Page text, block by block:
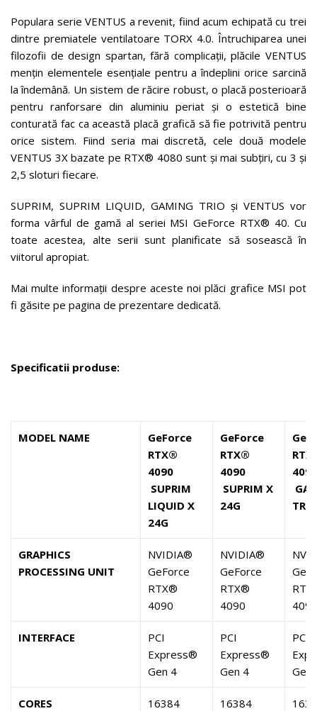
Populara serie VENTUS a revenit, fiind acum echipată cu trei
dintre premiatele ventilatoare TORX 4.0. Întruchiparea unei
filozofii de design spartan, fără complicații, plăcile VENTUS
mențin elementele esențiale pentru a îndeplini orice sarcină
la îndemână. Un sistem de răcire robust, o placă posterioară
pentru ranforsare din aluminiu periat și o estetică bine
conturată fac ca această placă grafică să fie potrivită pentru
orice sistem. Fiind seria mai discretă, cele două modele
VENTUS 3X bazate pe RTX® 4080 sunt și mai subțiri, cu 3 și
2,5 sloturi fiecare.
SUPRIM, SUPRIM LIQUID, GAMING TRIO și VENTUS vor
forma vârful de gamă al seriei MSI GeForce RTX® 40. Cu
toate acestea, alte serii sunt planificate să sosească în
viitorul apropiat.
Mai multe informații despre aceste noi plăci grafice MSI pot
fi găsite pe pagina de prezentare dedicată.
Specificatii produse:
MODEL NAME
GeForce
RTX®
4090
SUPRIM
LIQUID X
24G
GeForce
RTX®
4090
SUPRIM X
24G
4090
GRAPHICS
PROCESSING UNIT
NVIDIA®
GeForce
RTX®
4090
NVIDIA®
GeForce
RTX®
4090
4090
INTERFACE
PCI
Express®
Gen 4
PCI
Express®
Gen 4
PCI
Gen
CORES
16384
16384